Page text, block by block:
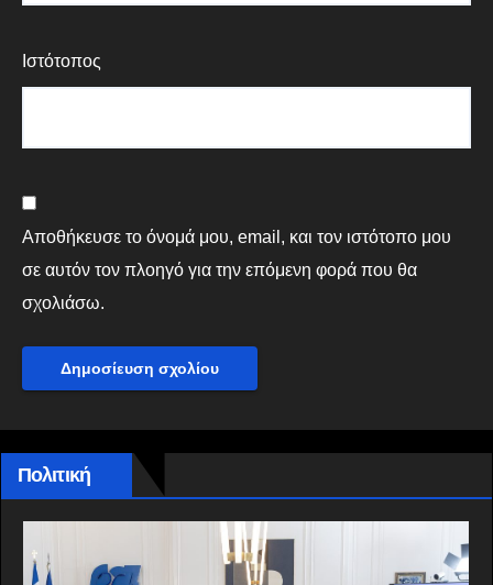
Ιστότοπος
Αποθήκευσε το όνομά μου, email, και τον ιστότοπο μου
σε αυτόν τον πλοηγό για την επόμενη φορά που θα
σχολιάσω.
Πολιτική